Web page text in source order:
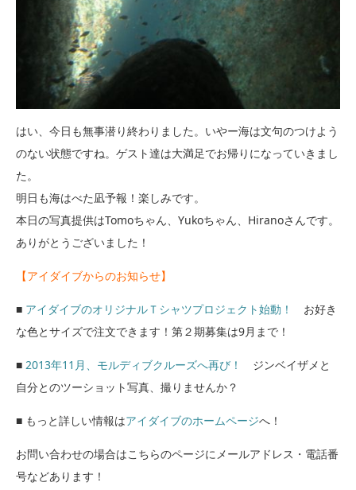
はい、今日も無事潜り終わりました。いやー海は文句のつけよう
のない状態ですね。ゲスト達は大満足でお帰りになっていきまし
た。
明日も海はべた凪予報！楽しみです。
本日の写真提供はTomoちゃん、Yukoちゃん、Hiranoさんです。
ありがとうございました！
【アイダイブからのお知らせ】
■ アイダイブのオリジナルＴシャツプロジェクト始動！
お好き
な色とサイズで注文できます！第２期募集は9月まで！
■ 2013年11月、モルディブクルーズへ再び！
ジンベイザメと
自分とのツーショット写真、撮りませんか？
■ もっと詳しい情報はアイダイブのホームページへ！
お問い合わせの場合はこちらのページにメールアドレス・電話番
号などあります！